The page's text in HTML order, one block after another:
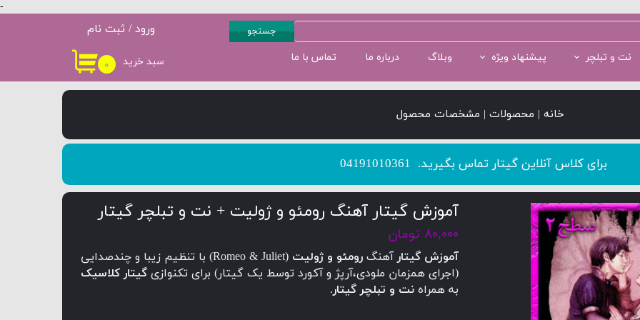
-
۰ سبد خرید نت و تبلچر پیشنهاد ویژه وبلاگ درباره ما تماس با ما
ورود / ثبت نام
حساب کاربری من
تغییر گذر واژه
کاربری
جستجو
خانه | محصولات | مشخصات محصول
​​​​​​​برای کلاس آنلاین گیتار تماس بگیرید. 04191010361
آموزش گیتار آهنگ رومئو و ژولیت + نت و تبلچر گیتار
۸۰,۰۰۰ تومان
آموزش گیتار آهنگ رومئو و ژولیت
(Romeo & Juliet) با تنظیم زیبا و چندصدایی
(اجرای همزمان ملودی،آرپژ و آکورد توسط یک گیتار) برای تکنوازی گیتار کلاسیک
به همراه نت و تبلچر گیتار.